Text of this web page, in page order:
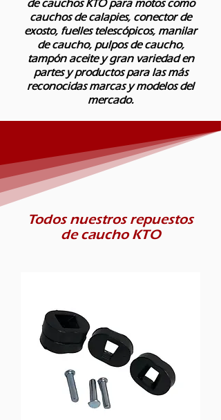
de cauchos KTO para motos como
cauchos de calapies, conector de
exosto, fuelles telescópicos, manilar
de caucho, pulpos de caucho,
tampón aceite y gran variedad en
partes y productos para las más
reconocidas marcas y modelos del
mercado.​
Todos nuestros repuestos
de caucho KTO